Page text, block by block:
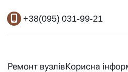
+38(095) 031-99-21
Ремонт вузлівКорисна